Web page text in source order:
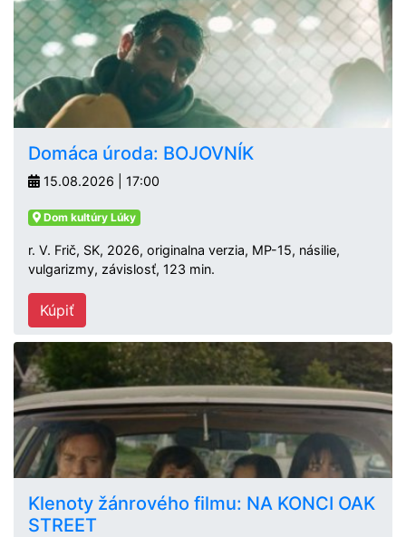
Domáca úroda: BOJOVNÍK
15.08.2026 | 17:00
Dom kultúry Lúky
r. V. Frič, SK, 2026, originalna verzia, MP-15, násilie,
vulgarizmy, závislosť, 123 min.
Kúpiť
Klenoty žánrového filmu: NA KONCI OAK
STREET